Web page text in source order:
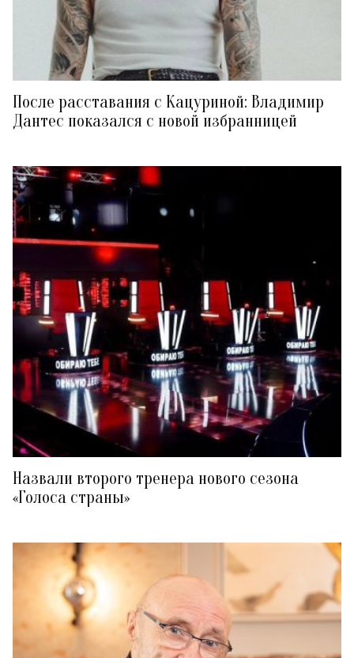
После расставания с Кацуриной: Владимир
Дантес показался с новой избранницей
Назвали второго тренера нового сезона
«Голоса страны»